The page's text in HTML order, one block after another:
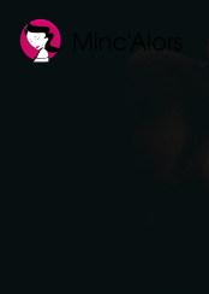
Panneau de gestion